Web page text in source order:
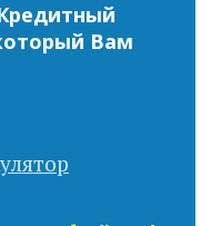
Вам